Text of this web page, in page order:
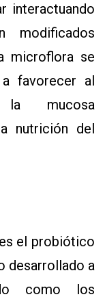
interactuando
modificados
microflora se
favorecer al
mucosa
nutrición del
el probiótico
desarrollado a
como los